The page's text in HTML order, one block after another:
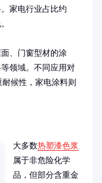
家电行业占比约
、门窗型材的涂
领域。不同应用对
候性，家电涂料则
大多数热塑漆色浆
属于非危险化学
品，但部分含重金